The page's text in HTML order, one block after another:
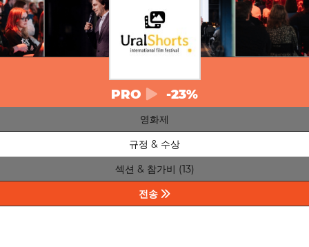
PRO -23%
영화제
규정 & 수상
섹션 & 참가비 (13)
전송